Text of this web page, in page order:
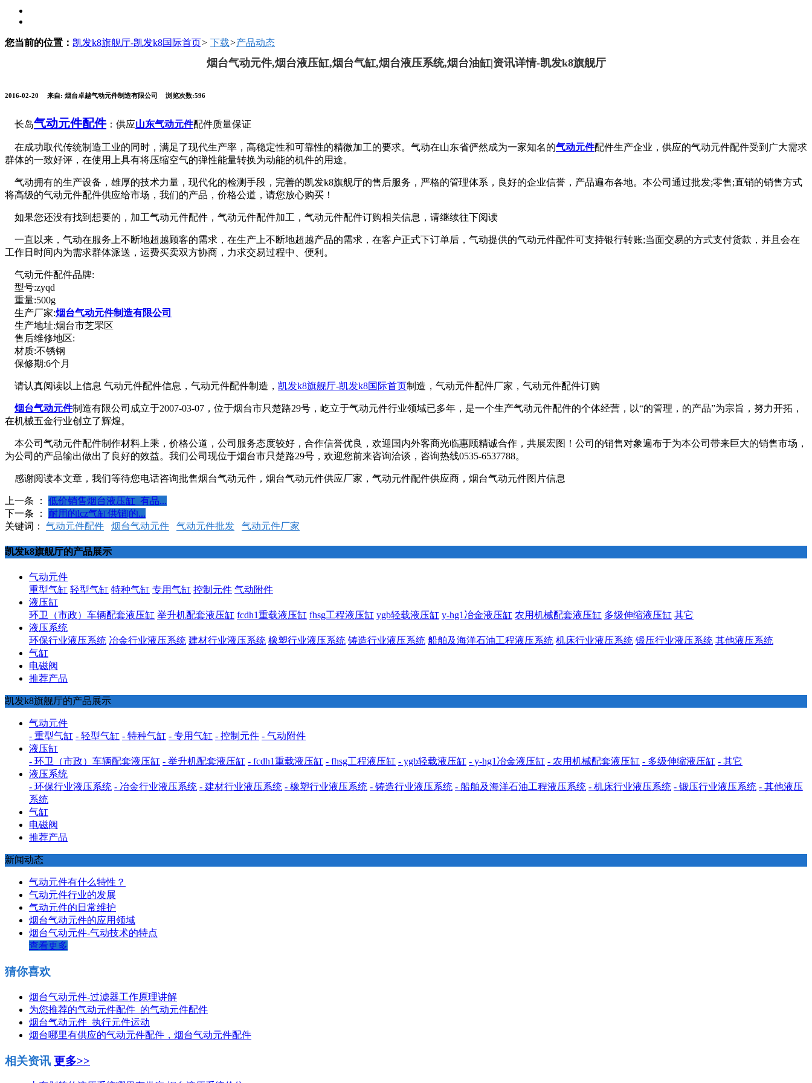
您当前的位置： 凯发k8旗舰厅-凯发k8国际首页> 下载>产品动态
烟台气动元件,烟台液压缸,烟台气缸,烟台液压系统,烟台油缸|资讯详情-凯发k8旗舰厅
2016-02-20 来自: 烟台卓越气动元件制造有限公司 浏览次数:596
长岛气动元件配件：供应山东气动元件配件质量保证
在成功取代传统制造工业的同时，满足了现代生产率，高稳定性和可靠性的精微加工的要求。气动在山东省俨然成为一家知名的气动元件配件生产企业，供应的气动元件配件受到广大需求
群体的一致好评，在使用上具有将压缩空气的弹性能量转换为动能的机件的用途。
气动拥有的生产设备，雄厚的技术力量，现代化的检测手段，完善的凯发k8旗舰厅的售后服务，严格的管理体系，良好的企业信誉，产品遍布各地。本公司通过批发;零售;直销的销售方式
将高级的气动元件配件供应给市场，我们的产品，价格公道，请您放心购买！
如果您还没有找到想要的，加工气动元件配件，气动元件配件加工，气动元件配件订购相关信息，请继续往下阅读
一直以来，气动在服务上不断地超越顾客的需求，在生产上不断地超越产品的需求，在客户正式下订单后，气动提供的气动元件配件可支持银行转账;当面交易的方式支付货款，并且会在
工作日时间内为需求群体派送，运费买卖双方协商，力求交易过程中、便利。
气动元件配件品牌:
型号:zyqd
重量:500g
生产厂家:烟台气动元件制造有限公司
生产地址:烟台市芝罘区
售后维修地区:
材质:不锈钢
保修期:6个月
请认真阅读以上信息 气动元件配件信息，气动元件配件制造， 凯发k8旗舰厅-凯发k8国际首页制造，气动元件配件厂家，气动元件配件订购
烟台气动元件制造有限公司成立于2007-03-07，位于烟台市只楚路29号，屹立于气动元件行业领域已多年，是一个生产气动元件配件的个体经营，以“的管理，的产品”为宗旨，努力开拓，
在机械五金行业创立了辉煌。
本公司气动元件配件制作材料上乘，价格公道，公司服务态度较好，合作信誉优良，欢迎国内外客商光临惠顾精诚合作，共展宏图！公司的销售对象遍布于为本公司带来巨大的销售市场，
为公司的产品输出做出了良好的效益。我们公司现位于烟台市只楚路29号，欢迎您前来咨询洽谈，咨询热线0535-6537788。
感谢阅读本文章，我们等待您电话咨询批售烟台气动元件，烟台气动元件供应厂家，气动元件配件供应商，烟台气动元件图片信息
上一条 ：
低价销售烟台液压缸_有品...
下一条 ：
耐用的lcz气缸供销|的...
关键词： 气动元件配件 烟台气动元件 气动元件批发 气动元件厂家
凯发k8旗舰厅的产品展示
气动元件
重型气缸 轻型气缸 特种气缸 专用气缸 控制元件 气动附件
液压缸
环卫（市政）车辆配套液压缸 举升机配套液压缸 fcdh1重载液压缸 fhsg工程液压缸 ygb轻载液压缸 y-hg1冶金液压缸 农用机械配套液压缸 多级伸缩液压缸 其它
液压系统
环保行业液压系统 冶金行业液压系统 建材行业液压系统 橡塑行业液压系统 铸造行业液压系统 船舶及海洋石油工程液压系统 机床行业液压系统 锻压行业液压系统 其他液压系统
气缸
电磁阀
推荐产品
凯发k8旗舰厅的产品展示
气动元件
- 重型气缸 - 轻型气缸 - 特种气缸 - 专用气缸 - 控制元件 - 气动附件
液压缸
- 环卫（市政）车辆配套液压缸 - 举升机配套液压缸 - fcdh1重载液压缸 - fhsg工程液压缸 - ygb轻载液压缸 - y-hg1冶金液压缸 - 农用机械配套液压缸 - 多级伸缩液压缸 - 其它
液压系统
- 环保行业液压系统 - 冶金行业液压系统 - 建材行业液压系统 - 橡塑行业液压系统 - 铸造行业液压系统 - 船舶及海洋石油工程液压系统 - 机床行业液压系统 - 锻压行业液压系统 - 其他液压
系统
气缸
电磁阀
推荐产品
新闻动态
气动元件有什么特性？
气动元件行业的发展
气动元件的日常维护
烟台气动元件的应用领域
烟台气动元件-气动技术的特点
查看更多
猜你喜欢
烟台气动元件-过滤器工作原理讲解
为您推荐的气动元件配件_的气动元件配件
烟台气动元件_执行元件运动
烟台哪里有供应的气动元件配件，烟台气动元件配件
相关资讯 更多>>